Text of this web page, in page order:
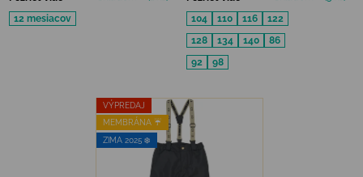
12 mesiacov
104
110 116
122
128
134 140
86
92
98
VÝPREDAJ
MEMBRÁNA ☔️
ZIMA 2025 ❄️